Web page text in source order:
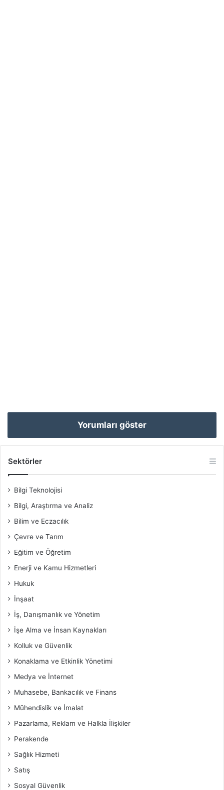
Yorumları göster
Sektörler
Bilgi Teknolojisi
Bilgi, Araştırma ve Analiz
Bilim ve Eczacılık
Çevre ve Tarım
Eğitim ve Öğretim
Enerji ve Kamu Hizmetleri
Hukuk
İnşaat
İş, Danışmanlık ve Yönetim
İşe Alma ve İnsan Kaynakları
Kolluk ve Güvenlik
Konaklama ve Etkinlik Yönetimi
Medya ve İnternet
Muhasebe, Bankacılık ve Finans
Mühendislik ve İmalat
Pazarlama, Reklam ve Halkla İlişkiler
Perakende
Sağlık Hizmeti
Satış
Sosyal Güvenlik